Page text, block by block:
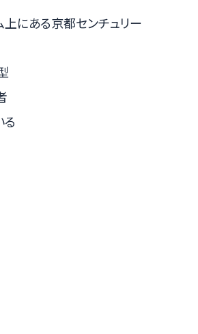
にある京都センチュリー